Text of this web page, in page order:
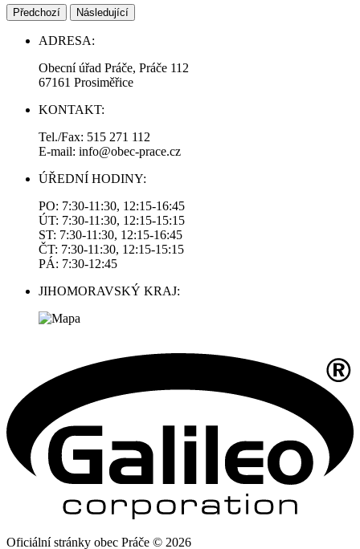
Předchozí Následující
ADRESA:
Obecní úřad Práče, Práče 112
67161 Prosiměřice
KONTAKT:
Tel./Fax: 515 271 112
E-mail: info@obec-prace.cz
ÚŘEDNÍ HODINY:
PO: 7:30-11:30, 12:15-16:45
ÚT: 7:30-11:30, 12:15-15:15
ST: 7:30-11:30, 12:15-16:45
ČT: 7:30-11:30, 12:15-15:15
PÁ: 7:30-12:45
JIHOMORAVSKÝ KRAJ:
Oficiální stránky obec Práče © 2026